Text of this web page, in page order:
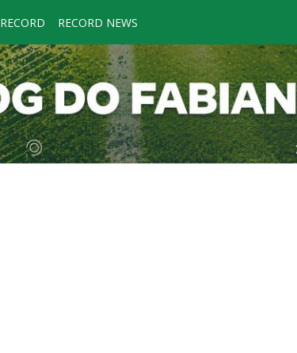
RECORD RECORD NEWS